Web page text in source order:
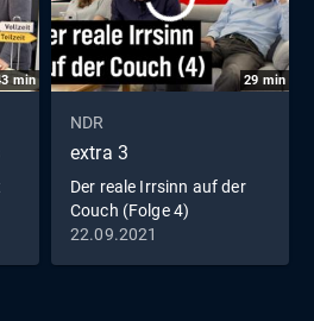
min 29 min
NDR
extra 3
Der reale Irrsinn auf der
Couch (Folge 4)
22.09.2021